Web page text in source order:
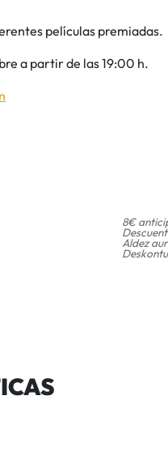
películas premiadas.
a partir de las 19:00 h.
8€
Aldez